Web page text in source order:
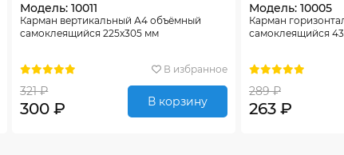
Модель: 10011
Карман вертикальный А4 объёмный
самоклеящийся 225х305 мм
В избранное
321 ₽
300 ₽ В корзину
Модель: 10005
Карман
самоклеящийся
289 ₽
263 ₽